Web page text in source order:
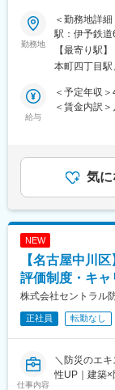
・積算
・工程管理
・設備設計
・現場監督
・営業同行
・メンテナ
※顧客に営
し、実際の
山市小学校
収式冷温水
要とされ満
って70年近
ついては、総
工事や県立
水、スプリ
るサブコン
しています。
勤務地
＜勤務地詳
駅：伊予鉄道
面禁煙
【最寄り駅】
本町四丁目
給与
＜予定年収
＜賃金内訳
績による）
月給(月額)は
気に
NEW
【名古屋中川
評価制度・キ
株式会社セントラル
正社員 転勤なし
仕事内容
＼防災のエ
性UP｜建築